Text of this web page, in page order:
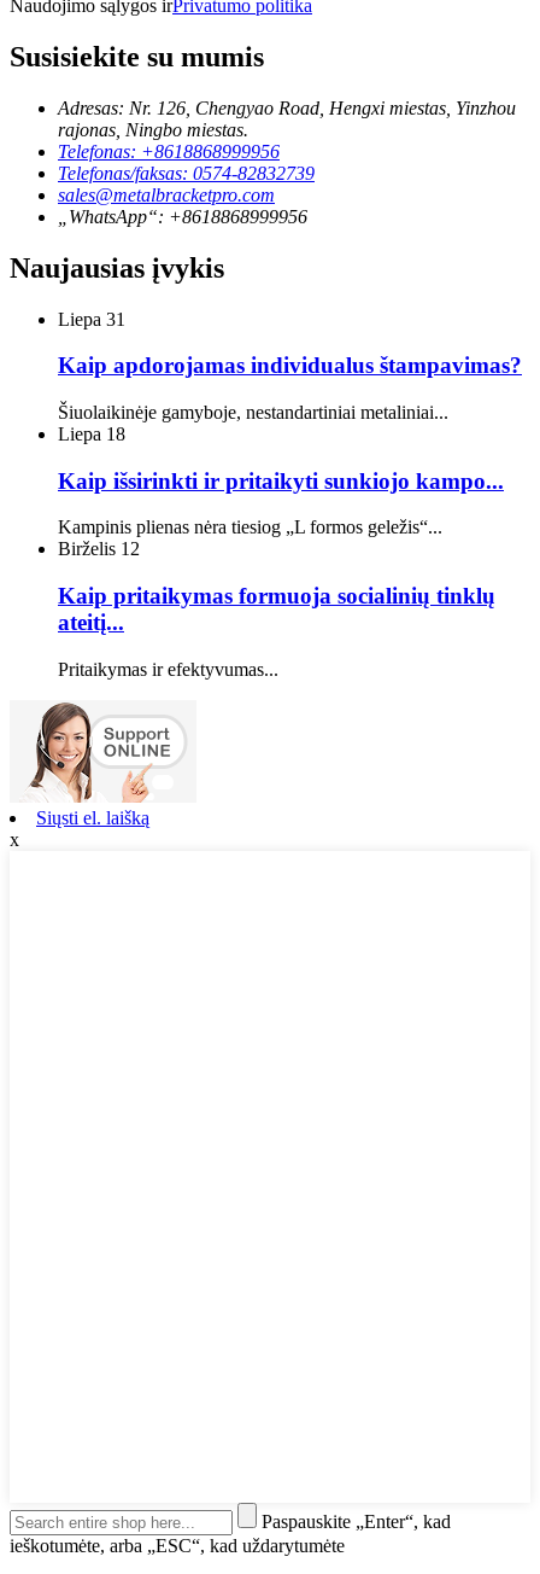
Naudojimo sąlygos irPrivatumo politika
Susisiekite su mumis
Adresas: Nr. 126, Chengyao Road, Hengxi miestas, Yinzhou
rajonas, Ningbo miestas.
Telefonas: +8618868999956
Telefonas/faksas: 0574-82832739
sales@metalbracketpro.com
„WhatsApp“: +8618868999956
Naujausias įvykis
Liepa 31
Kaip apdorojamas individualus štampavimas?
Šiuolaikinėje gamyboje, nestandartiniai metaliniai...
Liepa 18
Kaip išsirinkti ir pritaikyti sunkiojo kampo...
Kampinis plienas nėra tiesiog „L formos geležis“...
Birželis 12
Kaip pritaikymas formuoja socialinių tinklų
ateitį...
Pritaikymas ir efektyvumas...
Siųsti el. laišką
x
Paspauskite „Enter“, kad
ieškotumėte, arba „ESC“, kad uždarytumėte